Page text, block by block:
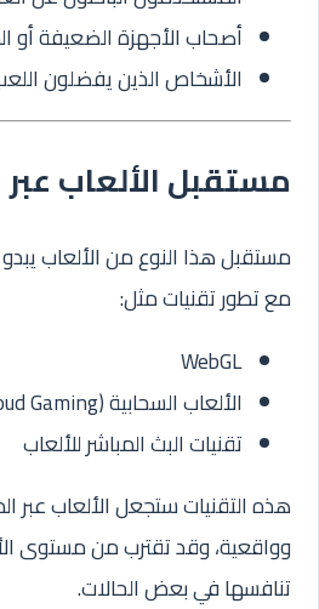
أصحاب الأجهزة الضعيفة أو
الأشخاص الذين يفضلون
مستقبل الألعاب
مستقبل هذا النوع من الألعاب
مع تطور تقنيات مثل:
WebGL
الألعاب السحابية (Cloud Gaming)
تقنيات البث المباشر للألعاب
هذه التقنيات ستجعل الألعاب عبر
وواقعية، وقد تقترب من مستوى
تنافسها في بعض الحالات.